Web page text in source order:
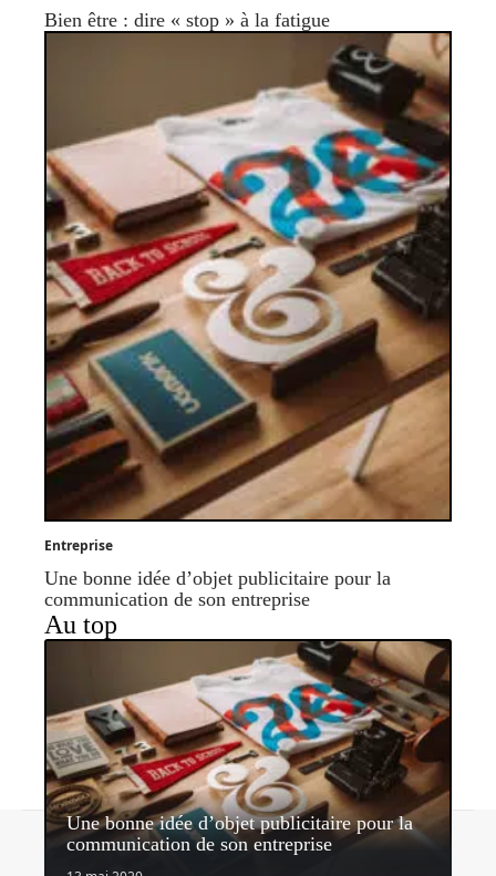
Bien être : dire « stop » à la fatigue
Entreprise
Une bonne idée d’objet publicitaire pour la
communication de son entreprise
Au top
Une bonne idée d’objet publicitaire pour la
communication de son entreprise
Contact Mentions légales Sitemap